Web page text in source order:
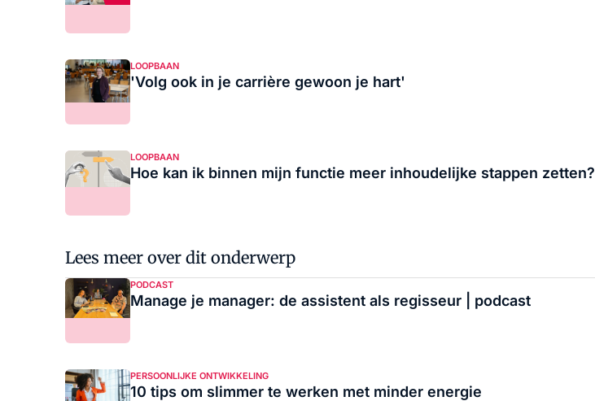
LOOPBAAN
'Volg ook in je carrière gewoon je hart'
LOOPBAAN
Hoe kan ik binnen mijn functie meer inhoudelijke stappen zetten?
Lees meer over dit onderwerp
PODCAST
Manage je manager: de assistent als regisseur | podcast
PERSOONLIJKE ONTWIKKELING
10 tips om slimmer te werken met minder energie